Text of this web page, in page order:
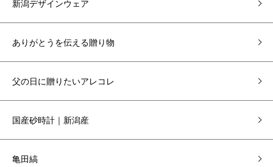
新潟デザインウェア
ありがとうを伝える贈り物
父の日に贈りたいアレコレ
国産砂時計｜新潟産
亀田縞